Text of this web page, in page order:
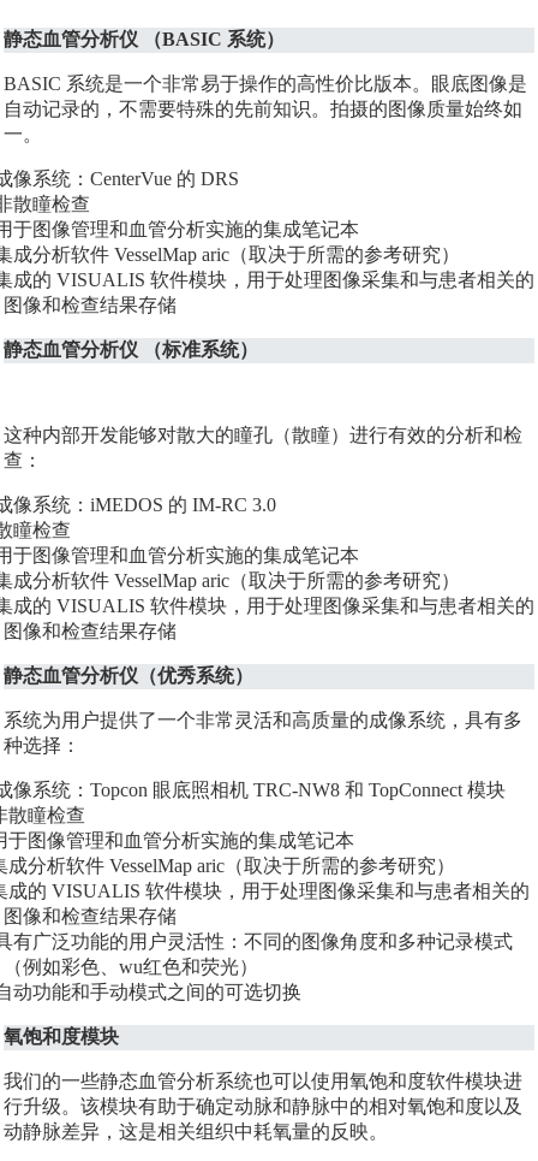
静态血管分析仪 （BASIC 系统）
BASIC 系统是一个非常易于操作的高性价比版本。眼底图像是
自动记录的，不需要特殊的先前知识。拍摄的图像质量始终如
一。
系统：CenterVue 的 DRS
瞳检查
图像管理和血管分析实施的集成笔记本
分析软件 VesselMap aric（取决于所需的参考研究）
的 VISUALIS 软件模块，用于处理图像采集和与患者相关的
图像和检查结果存储
静态血管分析仪 （标准系统）
这种内部开发能够对散大的瞳孔（散瞳）进行有效的分析和检
查：
系统：iMEDOS 的 IM-RC 3.0
检查
图像管理和血管分析实施的集成笔记本
分析软件 VesselMap aric（取决于所需的参考研究）
的 VISUALIS 软件模块，用于处理图像采集和与患者相关的
图像和检查结果存储
静态血管分析仪（优秀系统）
系统为用户提供了一个非常灵活和高质量的成像系统，具有多
种选择：
系统：Topcon 眼底照相机 TRC-NW8 和 TopConnect 模块
瞳检查
图像管理和血管分析实施的集成笔记本
分析软件 VesselMap aric（取决于所需的参考研究）
的 VISUALIS 软件模块，用于处理图像采集和与患者相关的
图像和检查结果存储
广泛功能的用户灵活性：不同的图像角度和多种记录模式
（例如彩色、wu红色和荧光）
功能和手动模式之间的可选切换
氧饱和度模块
我们的一些静态血管分析系统也可以使用氧饱和度软件模块进
行升级。该模块有助于确定动脉和静脉中的相对氧饱和度以及
动静脉差异，这是相关组织中耗氧量的反映。